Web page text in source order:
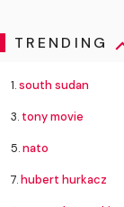
TRENDING
1.south sudan
3. tony movie
5.nato
7.hubert hurkacz